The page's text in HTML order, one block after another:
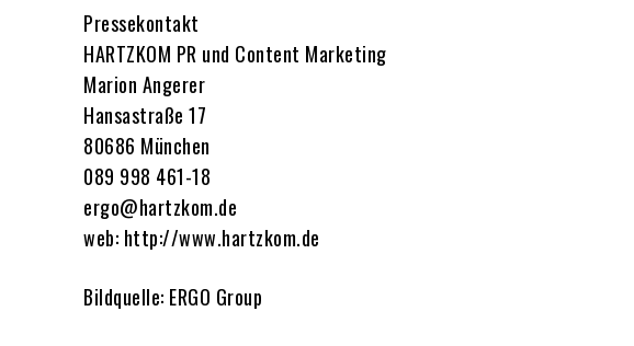
Pressekontakt
HARTZKOM PR und Content Marketing
Marion Angerer
Hansastraße 17
80686 München
089 998 461-18
ergo@hartzkom.de
web: http://www.hartzkom.de
Bildquelle: ERGO Group